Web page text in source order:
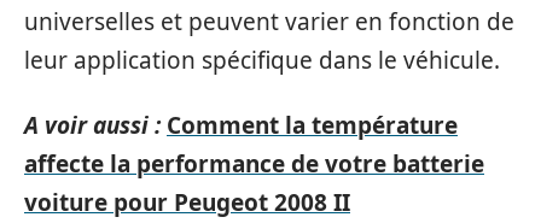
universelles et peuvent varier en fonction de
leur application spécifique dans le véhicule.
A voir aussi : Comment la température
affecte la performance de votre batterie
voiture pour Peugeot 2008 II